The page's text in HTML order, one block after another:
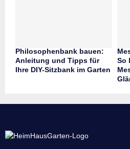
Philosophenbank bauen:
Anleitung und Tipps für
Ihre DIY-Sitzbank im Garten
So